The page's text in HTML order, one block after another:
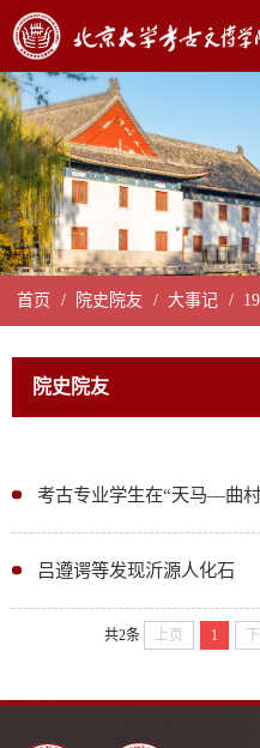
首页 / 院史院友 / 大事记 /
院史院友
考古专业学生在“天马—曲
吕遵谔等发现沂源人化石
共2条 上页 1